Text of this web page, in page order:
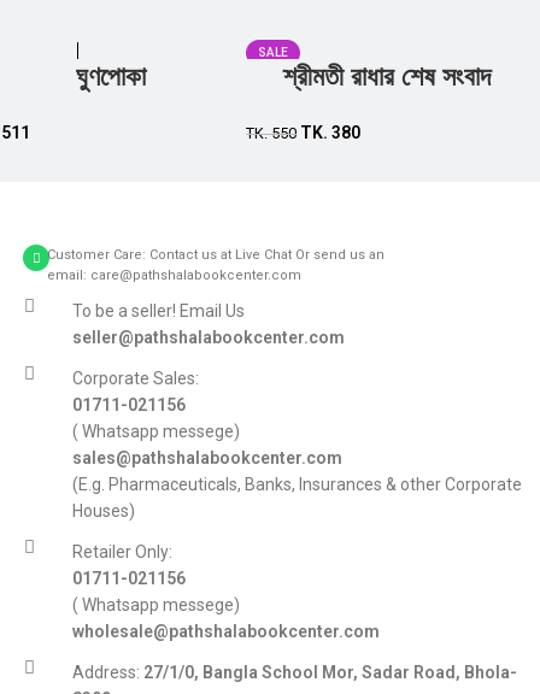
Add to cart
ঘুণপোকা
511
SALE
শ্রীমতী রাধার শেষ সংবাদ
TK.550 TK. 380
Customer Care: Contact us at Live Chat Or send us an
email: care@pathshalabookcenter.com
To be a seller! Email Us
seller@pathshalabookcenter.com
Corporate Sales:
01711-021156
( Whatsapp messege)
sales@pathshalabookcenter.com
(E.g. Pharmaceuticals, Banks, Insurances & other Corporate
Houses)
Retailer Only:
01711-021156
( Whatsapp messege)
wholesale@pathshalabookcenter.com
Address: 27/1/0, Bangla School Mor, Sadar Road, Bhola-